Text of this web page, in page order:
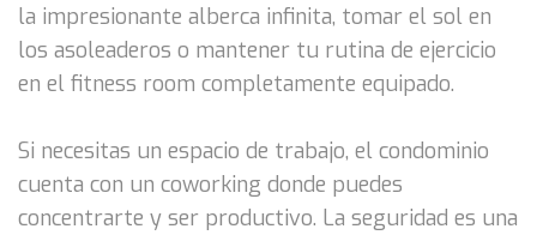
la impresionante alberca infinita, tomar el sol en
los asoleaderos o mantener tu rutina de ejercicio
en el fitness room completamente equipado.
Si necesitas un espacio de trabajo, el condominio
cuenta con un coworking donde puedes
concentrarte y ser productivo. La seguridad es una